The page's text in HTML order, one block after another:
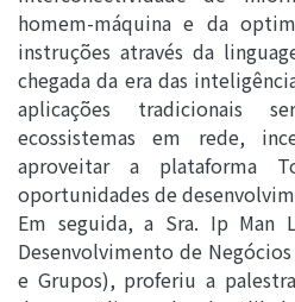
homem-máquina e da
instruções através da
chegada da era das
aplicações tradicionais
ecossistemas em rede,
aproveitar a plataforma
oportunidades de
Em seguida, a Sra. Ip Man
Desenvolvimento de
e Grupos), proferiu a